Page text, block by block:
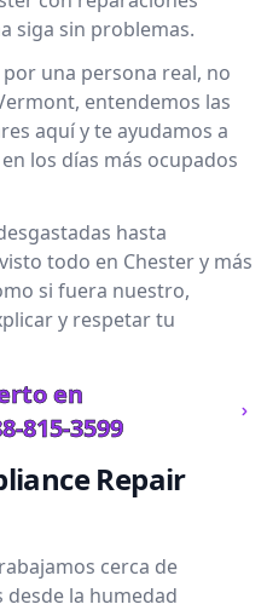
siga sin problemas.
una persona real, no
entendemos las
aquí y te ayudamos a
los días más ocupados
hasta
todo en Chester y más
si fuera nuestro,
y respetar tu
en
815-3599
Repair
cerca de
desde la humedad